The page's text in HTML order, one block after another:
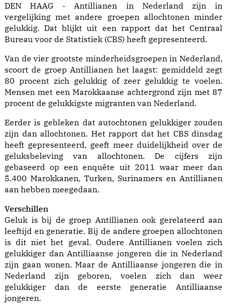
DEN HAAG - Antillianen in Nederland zijn in
vergelijking met andere groepen allochtonen minder
gelukkig. Dat blijkt uit een rapport dat het Centraal
Bureau voor de Statistiek (CBS) heeft gepresenteerd.
Van de vier grootste minderheidsgroepen in Nederland,
scoort de groep Antillianen het laagst: gemiddeld zegt
80 procent zich gelukkig of zeer gelukkig te voelen.
Mensen met een Marokkaanse achtergrond zijn met 87
procent de gelukkigste migranten van Nederland.
Eerder is gebleken dat autochtonen gelukkiger zouden
zijn dan allochtonen. Het rapport dat het CBS dinsdag
heeft gepresenteerd, geeft meer duidelijkheid over de
geluksbeleving van allochtonen. De cijfers zijn
gebaseerd op een enquête uit 2011 waar meer dan
5.400 Marokkanen, Turken, Surinamers en Antillianen
aan hebben meegedaan.
Verschillen
Geluk is bij de groep Antillianen ook gerelateerd aan
leeftijd en generatie. Bij de andere groepen allochtonen
is dit niet het geval. Oudere Antillianen voelen zich
gelukkiger dan Antilliaanse jongeren die in Nederland
zijn gaan wonen. Maar de Antilliaanse jongeren die in
Nederland zijn geboren, voelen zich dan weer
gelukkiger dan de eerste generatie Antilliaanse
jongeren.